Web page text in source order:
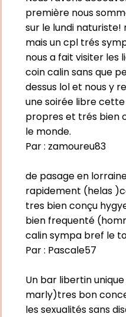
première nous
sur le lundi
mais un cpl trés
nous a fait visiter les
coin calin sans que
dessus lol et nous y
une soirée libre cette
propres et trés bien
le monde.
Par : zamoureu83
de pasage en
rapidement (helas
tres bien conçu
bien frequenté
calin sympa bref le
Par : Pascale57
Un bar libertin
marly)tres bon
les sexualités sans